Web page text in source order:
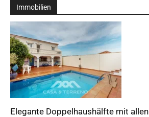
Immobilien
Elegante Doppelhaushälfte mit allen